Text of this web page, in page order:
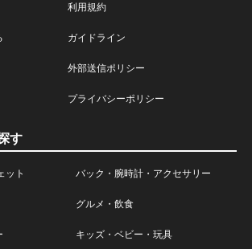
利用規約
ガイドライン
外部送信ポリシー
プライバシーポリシー
す
ット バック・腕時計・アクセサリー
グルメ・飲食
キッズ・ベビー・玩具